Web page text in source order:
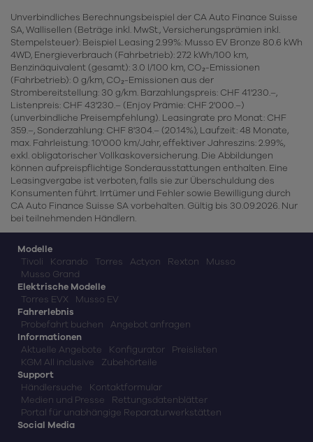
Unverbindliches Berechnungsbeispiel der CA Auto Finance Suisse
SA, Wallisellen (Beträge inkl. MwSt., Versicherungsprämien inkl.
Stempelsteuer): Beispiel Leasing 2.99%: Musso EV Bronze 80.6 kWh
4WD, Energieverbrauch (Fahrbetrieb): 27.2 kWh/100 km,
Benzinäquivalent (gesamt): 3.0 l/100 km, CO₂-Emissionen
(Fahrbetrieb): 0 g/km, CO₂-Emissionen aus der
Strombereitstellung: 30 g/km. Barzahlungspreis: CHF 41'230.–,
Listenpreis: CHF 43'230.– (Enjoy Prämie: CHF 2'000.–)
(unverbindliche Preisempfehlung). Leasingrate pro Monat: CHF
359.–, Sonderzahlung: CHF 8'304.– (20.14%), Laufzeit: 48 Monate,
max. Fahrleistung: 10'000 km/Jahr, effektiver Jahreszins: 2.99%,
exkl. obligatorischer Vollkaskoversicherung. Die Abbildungen
können aufpreispflichtige Sonderausstattungen enthalten. Eine
Leasingvergabe ist verboten, falls sie zur Überschuldung des
Konsumenten führt. Irrtümer und Fehler sowie Bewilligung durch
CA Auto Finance Suisse SA vorbehalten. Gültig bis 30.09.2026. Nur
bei teilnehmenden Händlern.
Modelle
Tivoli
Korando Torres Actyon Rexton
Musso
Musso Grand
Elektrische Modelle
Torres EVX
Musso EV
Fahrerlebnis
Probefahrt buchen
Angebot anfragen
Informationen
Aktuelle Angebote
Konfigurator
Preislisten
KGM All inclusive
Zubehörteile
Support
Händlersuche
Kontaktformular
Medien und Presse
Rettungsdatenblätter
Portal für unabhängige Reparaturwerkstätten
Social Media